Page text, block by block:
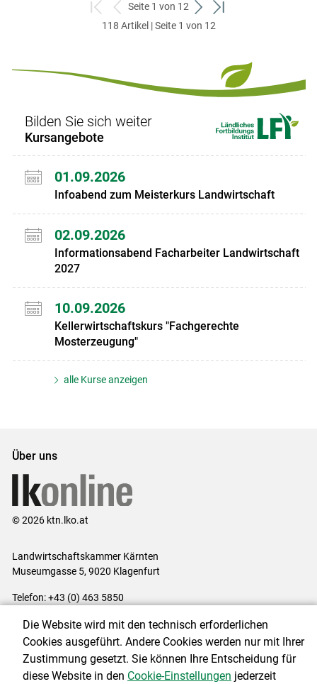
zum
ersten
zurück
zum
Seite 1 von 12
weiter
zum
zum
118 Artikel | Seite 1 von 12
Bilden Sie sich weiter
Kursangebote
01.09.2026
Infoabend zum Meisterkurs Landwirtschaft
02.09.2026
Informationsabend Facharbeiter Landwirtschaft
2027
10.09.2026
Kellerwirtschaftskurs "Fachgerechte
Mosterzeugung"
alle Kurse anzeigen
Über uns
© 2026 ktn.lko.at
Landwirtschaftskammer Kärnten
Museumgasse 5, 9020 Klagenfurt
Telefon: +43 (0) 463 5850
Impressum|Kontakt|Datenschutzerklärung|Barrierefreiheit|
Cookie-Einstellungen
Die Website wird mit den technisch erforderlichen
Cookies ausgeführt. Andere Cookies werden nur mit Ihrer
Zustimmung gesetzt. Sie können Ihre Entscheidung für
diese Website in den Cookie-Einstellungen jederzeit